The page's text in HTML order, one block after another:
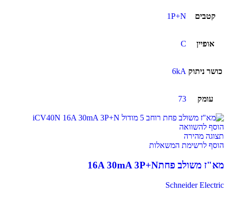
קטבים 1P+N
אופיין C
כושר ניתוק 6kA
עומק 73
הוסף להשוואה
תצוגה מהירה
הוסף לרשימת המשאלות
מא"ז משולב פחת16A 30mA 3P+N
Schneider Electric